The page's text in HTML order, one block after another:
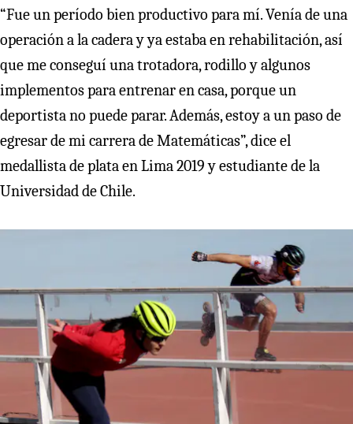
“Fue un período bien productivo para mí. Venía de una
operación a la cadera y ya estaba en rehabilitación, así
que me conseguí una trotadora, rodillo y algunos
implementos para entrenar en casa, porque un
deportista no puede parar. Además, estoy a un paso de
egresar de mi carrera de Matemáticas”, dice el
medallista de plata en Lima 2019 y estudiante de la
Universidad de Chile.